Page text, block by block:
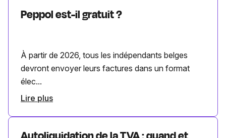
Peppol est-il gratuit ?
À partir de 2026, tous les indépendants belges
devront envoyer leurs factures dans un format
élec...
Lire plus